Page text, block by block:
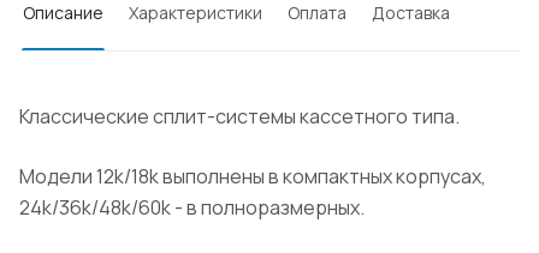
Описание Характеристики Оплата Доставка
Классические сплит-системы кассетного типа.
Модели 12k/18k выполнены в компактных корпусах,
24k/36k/48k/60k - в полноразмерных.